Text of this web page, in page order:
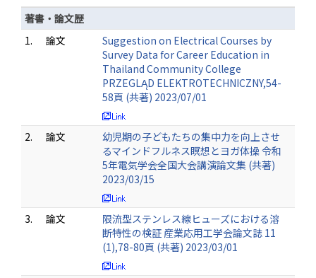
著書・論文歴
1.
論文
Suggestion on Electrical Courses by
Survey Data for Career Education in
Thailand Community College
PRZEGLĄD ELEKTROTECHNICZNY,54-
58頁 (共著) 2023/07/01
2. 論文
幼児期の子どもたちの集中力を向上させ
るマインドフルネス瞑想とヨガ体操 令和
5年電気学会全国大会講演論文集 (共著)
2023/03/15
3. 論文
限流型ステンレス線ヒューズにおける溶
断特性の検証 産業応用工学会論文誌 11
(1),78-80頁 (共著) 2023/03/01